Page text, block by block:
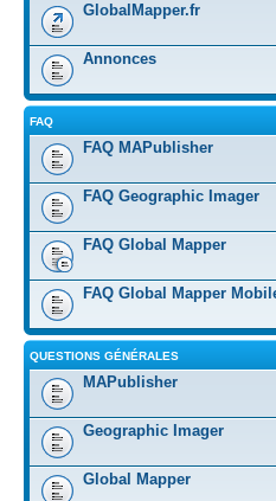
GlobalMapper.fr
Annonces
FAQ
FAQ MAPublisher
FAQ Geographic Imager
FAQ Global Mapper
FAQ Global Mapper
QUESTIONS GÉNÉRALES
MAPublisher
Geographic Imager
Global Mapper